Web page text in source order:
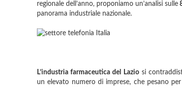
regionale dell’anno, proponiamo un’analisi sulle
panorama industriale nazionale.
L’industria farmaceutica del Laziosi
un elevato numero di imprese, che pesano